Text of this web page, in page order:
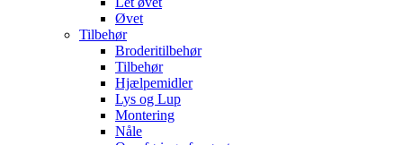
Øvet
Tilbehør
Broderitilbehør
Tilbehør
Hjælpemidler
Lys og Lup
Montering
Nåle